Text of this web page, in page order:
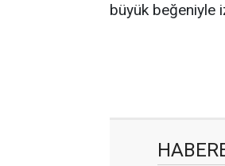
büyük beğeniyle